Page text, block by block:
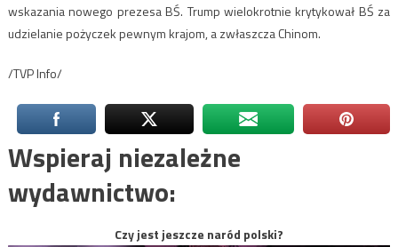
wskazania nowego prezesa BŚ. Trump wielokrotnie krytykował BŚ za
udzielanie pożyczek pewnym krajom, a zwłaszcza Chinom.
/TVP Info/
Wspieraj niezależne
wydawnictwo:
Czy jest jeszcze naród polski?